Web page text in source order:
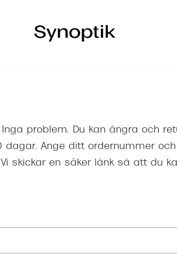
problem. Du kan ångra och
dagar. Ange ditt ordernummer
skickar en säker länk så att du